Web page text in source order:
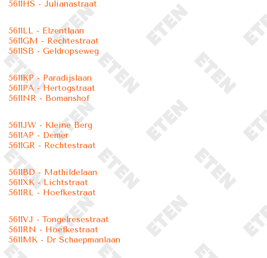
5611HS - Julianastraat
5611LL - Elzentlaan
5611GM - Rechtestraat
5611SB - Geldropseweg
5611KP - Paradijslaan
5611PA - Hertogstraat
5611NR - Bomanshof
5611JW - Kleine Berg
5611AP - Demer
5611GR - Rechtestraat
5611BD - Mathildelaan
5611XK - Lichtstraat
5611RL - Hoefkestraat
5611VJ - Tongelresestraat
5611RN - Hoefkestraat
5611MK - Dr Schaepmanlaan